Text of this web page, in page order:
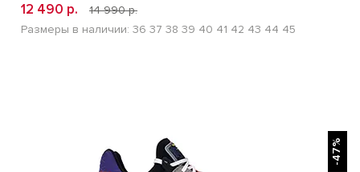
12 490 р.
14 990 р.
Размеры в наличии: 36 37 38 39 40 41 42 43 44 45
-47%